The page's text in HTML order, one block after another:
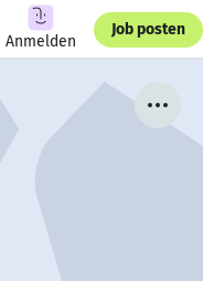
Anmelden
Job posten